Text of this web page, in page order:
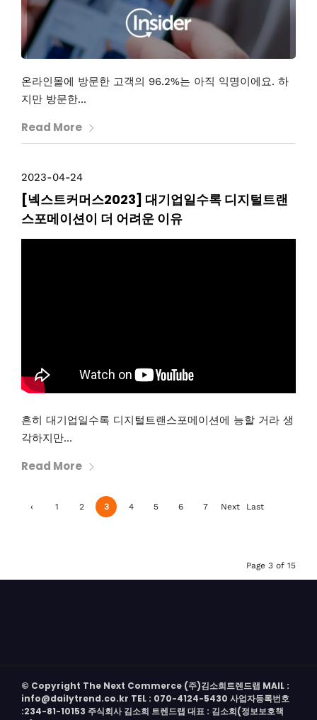
온라인몰에 방문한 고객의 96.2%는 아직 익명이에요. 하
지만 방문한...
Read More
2023-04-24
[넥스트커머스2023] 대기업일수록 디지털트랜
스포메이션이 더 어려운 이유
흔히 대기업일수록 디지털트랜스포메이션에 능할 거라 생
각하지만...
Read More
‹ 1 2 3 4 5 6 7 Next Last
Page 3 of 15
© Copyright The Next Commerce (주)김소희트렌드랩 MAIL :
info@dailytrend.co.kr TEL : 070-4124-5430 사업자등록번호
:234-81-10153 주식회사 김소희 트렌드랩 대표 : 김소희(정보보호책